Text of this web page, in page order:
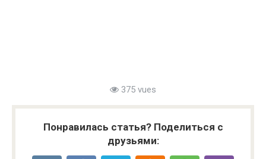
375 vues
Понравилась статья? Поделиться с
друзьями: